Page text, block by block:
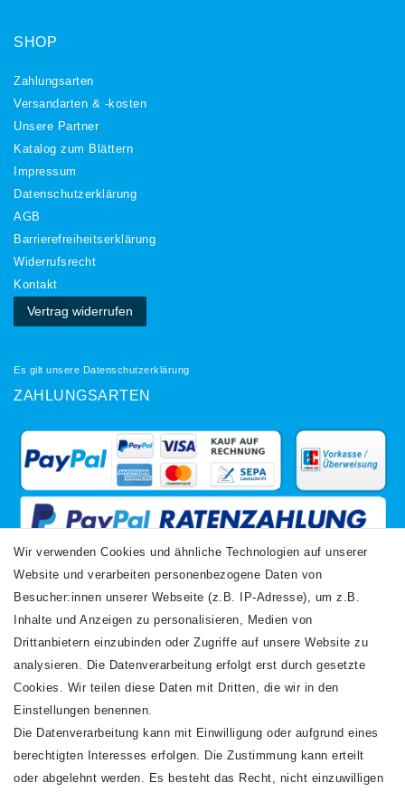
SHOP
Zahlungsarten
Versandarten & -kosten
Unsere Partner
Katalog zum Blättern
Impressum
Daten­schutz­erklärung
AGB
Barrierefreiheitserklärung
Widerrufs­recht
Kontakt
Vertrag widerrufen
Es gilt unsere Datenschutzerklärung
ZAHLUNGSARTEN
VERSANDARTEN
Newsletter
Wir verwenden Cookies und ähnliche Technologien auf unserer
Website und verarbeiten personenbezogene Daten von
Besucher:innen unserer Webseite (z.B. IP-Adresse), um z.B.
Inhalte und Anzeigen zu personalisieren, Medien von
Drittanbietern einzubinden oder Zugriffe auf unsere Website zu
analysieren. Die Datenverarbeitung erfolgt erst durch gesetzte
Cookies. Wir teilen diese Daten mit Dritten, die wir in den
Einstellungen benennen.
Die Datenverarbeitung kann mit Einwilligung oder aufgrund eines
berechtigten Interesses erfolgen. Die Zustimmung kann erteilt
oder abgelehnt werden. Es besteht das Recht, nicht einzuwilligen